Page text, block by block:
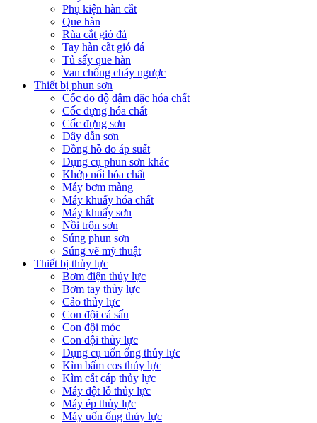
Phụ kiện hàn cắt
Que hàn
Rùa cắt gió đá
Tay hàn cắt gió đá
Tủ sấy que hàn
Van chống cháy ngược
Thiết bị phun sơn
Cốc đo độ đậm đặc hóa chất
Cốc đựng hóa chất
Cốc đựng sơn
Dây dẫn sơn
Đồng hồ đo áp suất
Dụng cụ phun sơn khác
Khớp nối hóa chất
Máy bơm màng
Máy khuấy hóa chất
Máy khuấy sơn
Nồi trộn sơn
Súng phun sơn
Súng vẽ mỹ thuật
Thiết bị thủy lực
Bơm điện thủy lực
Bơm tay thủy lực
Cảo thủy lực
Con đội cá sấu
Con đội móc
Con đội thủy lực
Dụng cụ uốn ống thủy lực
Kìm bấm cos thủy lực
Kìm cắt cáp thủy lực
Máy đột lỗ thủy lực
Máy ép thủy lực
Máy uốn ống thủy lực